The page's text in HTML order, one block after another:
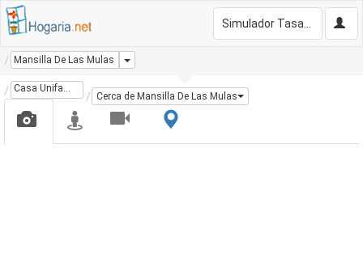
Mansilla De Las Mulas Dropdown
Casa Unifamiliar
Cerca de Mansilla De Las Mulas